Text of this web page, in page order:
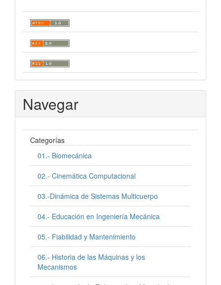
Navegar
Categorías
01.- Biomecánica
02.- Cinemática Computacional
03.-Dinámica de Sistemas Multicuerpo
04.- Educación en Ingeniería Mecánica
05.- Fiabilidad y Mantenimiento
06.- Historia de las Máquinas y los
Mecanismos